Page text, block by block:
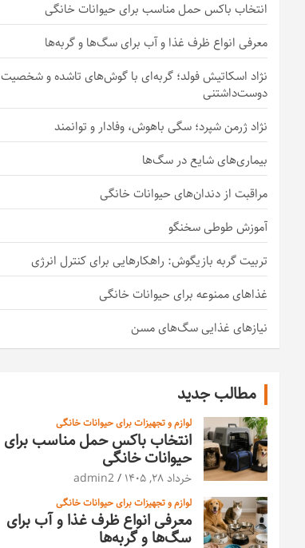
انتخاب باکس حمل مناسب برای حیوانات خانگی
معرفی انواع ظرف غذا و آب برای سگ‌ها و گربه‌ها
نژاد اسکاتیش فولد؛ گربه‌ای با گوش‌های تاشده و شخصیت
دوست‌داشتنی
نژاد ژرمن شپرد؛ سگی باهوش، وفادار و توانمند
بیماری‌های شایع در سگ‌ها
مراقبت از دندان‌های حیوانات خانگی
آموزش طوطی سخنگو
تربیت گربه بازیگوش: راهکارهایی برای کنترل انرژی
غذاهای ممنوعه برای حیوانات خانگی
نیازهای غذایی سگ‌های مسن
مطالب جدید
لوازم و تجهیزات برای حیوانات خانگی
انتخاب باکس حمل مناسب برای
حیوانات خانگی
خرداد ۲۸, ۱۴۰۵ admin2
لوازم و تجهیزات برای حیوانات خانگی
معرفی انواع ظرف غذا و آب برای
سگ‌ها و گربه‌ها